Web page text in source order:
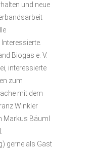
und neue
Biogas e. V.
interessierte
zum
mit dem
Winkler
Markus Bäuml
gerne als Gast